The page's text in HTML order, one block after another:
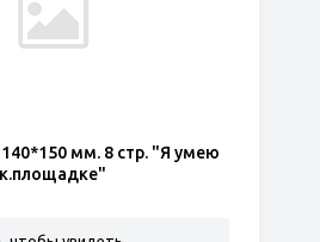
мм. 8 стр. "Я умею